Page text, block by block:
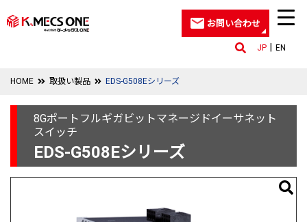
JP EN
お問い合わせ
HOME 取扱い製品 EDS-G508Eシリーズ
8Gポートフルギガビットマネージドイーサネット
スイッチ
EDS-G508Eシリーズ